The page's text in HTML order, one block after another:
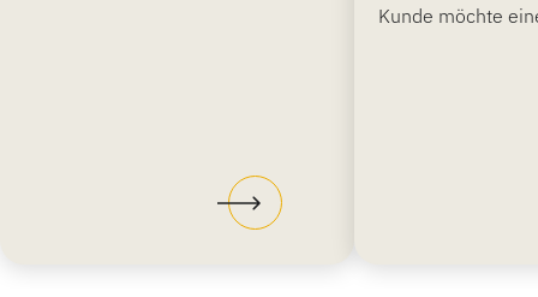
Kunde möchte